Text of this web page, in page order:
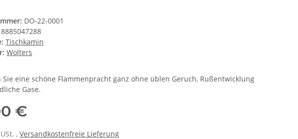
DO-22-0001
Tischkamin
Wolters
Sie eine schöne Flammenpracht ganz ohne üblen Geruch, Rußentwicklung
Gase.
€
, Versandkostenfreie Lieferung